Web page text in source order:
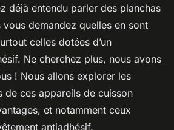
déjà entendu parler des planchas
demandez quelles en sont
celles dotées d’un
Ne cherchez plus, nous avons
! Nous allons explorer les
de ces appareils de cuisson
et notamment ceux
antiadhésif.